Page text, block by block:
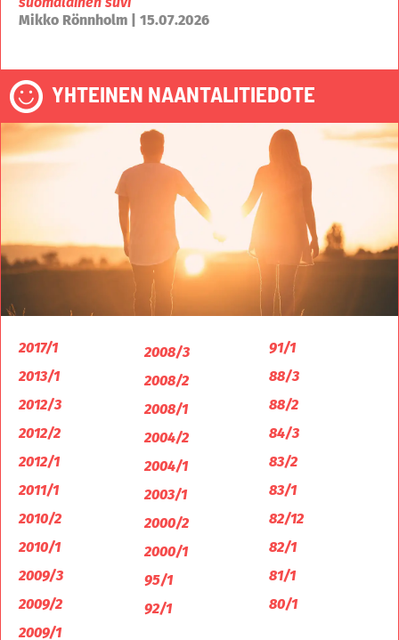
Mikko Rönnholm | 15.07.2026
YHTEINEN NAANTALITIEDOTE
2017/1
2013/1
2012/3
2012/2
2012/1
2011/1
2010/2
2010/1
2009/3
2009/2
2009/1
2008/3
2008/2
2008/1
2004/2
2004/1
2003/1
2000/2
2000/1
95/1
92/1
91/1
88/3
88/2
84/3
83/2
83/1
82/12
82/1
81/1
80/1